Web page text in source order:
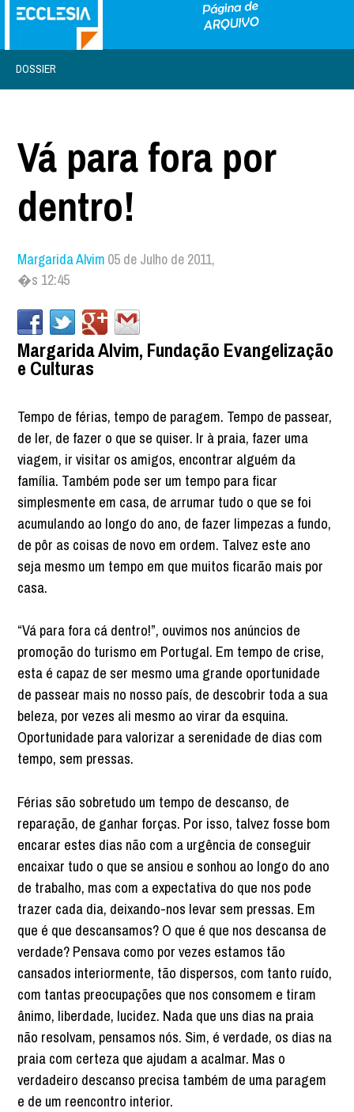
DOSSIER
Vá para fora por
dentro!
Margarida Alvim 05 de Julho de 2011,
�s 12:45
Margarida Alvim, Fundação Evangelização
e Culturas
Tempo de férias, tempo de paragem. Tempo de passear,
de ler, de fazer o que se quiser. Ir à praia, fazer uma
viagem, ir visitar os amigos, encontrar alguém da
família. Também pode ser um tempo para ficar
simplesmente em casa, de arrumar tudo o que se foi
acumulando ao longo do ano, de fazer limpezas a fundo,
de pôr as coisas de novo em ordem. Talvez este ano
seja mesmo um tempo em que muitos ficarão mais por
casa.
“Vá para fora cá dentro!”, ouvimos nos anúncios de
promoção do turismo em Portugal. Em tempo de crise,
esta é capaz de ser mesmo uma grande oportunidade
de passear mais no nosso país, de descobrir toda a sua
beleza, por vezes ali mesmo ao virar da esquina.
Oportunidade para valorizar a serenidade de dias com
tempo, sem pressas.
Férias são sobretudo um tempo de descanso, de
reparação, de ganhar forças. Por isso, talvez fosse bom
encarar estes dias não com a urgência de conseguir
encaixar tudo o que se ansiou e sonhou ao longo do ano
de trabalho, mas com a expectativa do que nos pode
trazer cada dia, deixando-nos levar sem pressas. Em
que é que descansamos? O que é que nos descansa de
verdade? Pensava como por vezes estamos tão
cansados interiormente, tão dispersos, com tanto ruído,
com tantas preocupações que nos consomem e tiram
ânimo, liberdade, lucidez. Nada que uns dias na praia
não resolvam, pensamos nós. Sim, é verdade, os dias na
praia com certeza que ajudam a acalmar. Mas o
verdadeiro descanso precisa também de uma paragem
e de um reencontro interior.